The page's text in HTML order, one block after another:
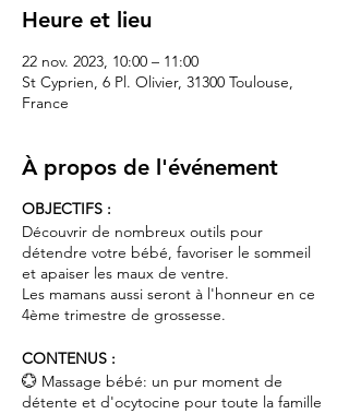
Heure et lieu
22 nov. 2023, 10:00 – 11:00
St Cyprien, 6 Pl. Olivier, 31300 Toulouse,
France
À propos de l'événement
OBJECTIFS :
Découvrir de nombreux outils pour
détendre votre bébé, favoriser le sommeil
et apaiser les maux de ventre.
Les mamans aussi seront à l'honneur en ce
4ème trimestre de grossesse.
CONTENUS :
💮 Massage bébé: un pur moment de
détente et d'ocytocine pour toute la famille